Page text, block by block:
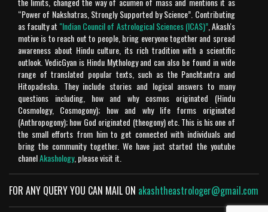
Verder is het geweldige site.
Rating: 4
Chandra Makhan
Enriched with spiritual knowledge , punctual and too
good to believe in today's fabricated world. A big fan
of Your's Jai Shree Ram
Rating: 5
Harsh Mahinder Vohra
Rating: 5
Meenu
He is the best
“Power of Nakshatras, Strongly Supported by Science”. Contributing
as faculty at "Indian Council of Astrological Sciences (ICAS)”, Akash's
motive is to reach out to people, bring everyone together and spread
awareness about Hindu culture, its rich tradition with a scientific
outlook. VedicGyan is Hindu Mythology and can also be found in wide
range of translated popular texts, such as the Panchtantra and
Hitopadesha. They include stories and logical answers to many
questions including, how and why cosmos originated (Hindu
Cosmology, Cosmogony); how and why life forms originated
(Anthropogony); how God originated (theogony) etc. This is his one of
the small efforts from him to get connected with individuals and
bring the community together. We have just started the youtube
chanelAkashology, please visit it.
FOR ANY QUERY YOU CAN MAIL ON akashtheastrologer@gmail.com